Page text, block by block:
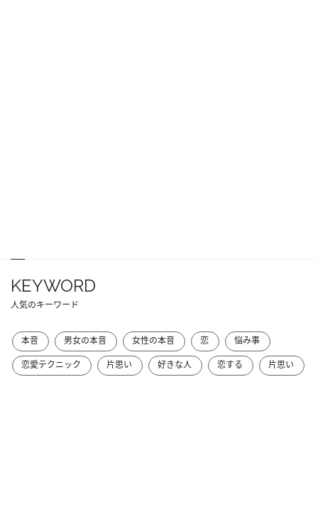
KEYWORD
人気のキーワード
本音 男女の本音 女性の本音 恋
悩み事
恋愛テクニック
片思い 好きな人 恋する 片思い